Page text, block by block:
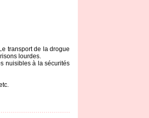
transport de la drogue
lourdes.
nuisibles à la sécurités